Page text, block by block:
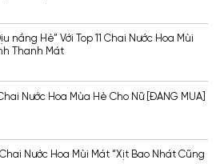
nắng Hè” Với Top 11 Chai Nước Hoa Mùi
Thanh Mát
Chai Nước Hoa Mùa Hè Cho Nữ [ĐÁNG MUA]
Chai Nước Hoa Mùi Mát “Xịt Bao Nhát Cũng